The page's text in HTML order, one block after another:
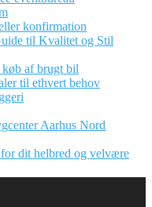
konfirmation
til Kvalitet og Stil
af brugt bil
til ethvert behov
Aarhus Nord
dit helbred og velvære